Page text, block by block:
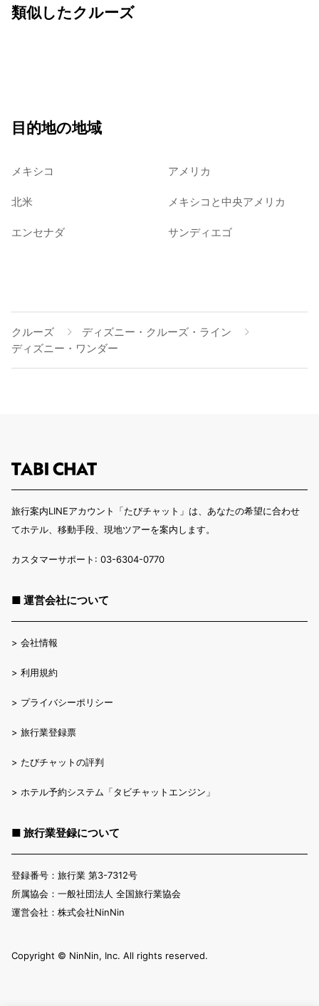
類似したクルーズ
目的地の地域
メキシコ アメリカ
北米 メキシコと中央アメリカ
エンセナダ サンディエゴ
クルーズ
ディズニー・クルーズ・ライン
ディズニー・ワンダー
旅行案内LINEアカウント「たびチャット」は、あなたの希望に合わせ
てホテル、移動手段、現地ツアーを案内します。
カスタマーサポート: 03-6304-0770
■ 運営会社について
> 会社情報
> 利用規約
> プライバシーポリシー
> 旅行業登録票
> たびチャットの評判
> ホテル予約システム「タビチャットエンジン」
■ 旅行業登録について
登録番号：旅行業 第3-7312号
所属協会：一般社団法人 全国旅行業協会
運営会社：株式会社NinNin
Copyright ©︎ NinNin, Inc. All rights reserved.